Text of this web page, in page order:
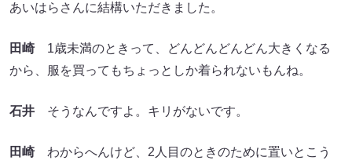
あいはらさんに結構いただきました。
田崎1歳未満のときって、どんどんどんどん大きくなる
から、服を買ってもちょっとしか着られないもんね。
石井 そうなんですよ。キリがないです。
田崎わからへんけど、2人目のときのために置いとこう